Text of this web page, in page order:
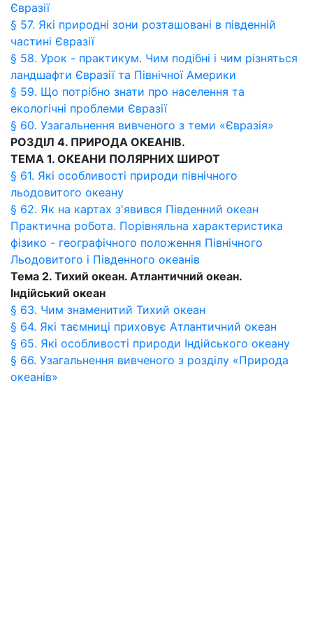
Євразії
§ 57. Які природні зони розташовані в південній
частині Євразії
§ 58. Урок - практикум. Чим подібні і чим різняться
ландшафти Євразії та Північної Америки
§ 59. Що потрібно знати про населення та
екологічні проблеми Євразії
§ 60. Узагальнення вивченого з теми «Євразія»
РОЗДІЛ 4. ПРИРОДА ОКЕАНІВ.
ТЕМА 1. ОКЕАНИ ПОЛЯРНИХ ШИРОТ
§ 61. Які особливості природи північного
льодовитого океану
§ 62. Як на картах з'явився Південний океан
Практична робота. Порівняльна характеристика
фізико - географічного положення Північного
Льодовитого і Південного океанів
Тема 2. Тихий океан. Атлантичний океан.
Індійський океан
§ 63. Чим знаменитий Тихий океан
§ 64. Які таємниці приховує Атлантичний океан
§ 65. Які особливості природи Індійського океану
§ 66. Узагальнення вивченого з розділу «Природа
океанів»